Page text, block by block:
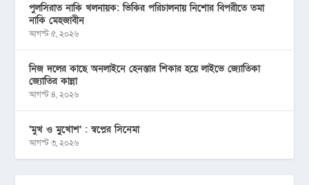
পুলসিরাত নাকি খলনায়ক: ভিকির পরিচালনায় নিশোর বিপরীতে তমা
নাকি মেহজাবীন
আগস্ট ৫, ২০২৬
নিজ দলের কাছে অনলাইনে হেনস্তার শিকার হয়ে লাইভে জ্যোতিকা
জ্যোতির কান্না
আগস্ট ৪, ২০২৬
‘মুখ ও মু্খোশ’ : স্বপ্নের সিনেমা
আগস্ট ৩, ২০২৬